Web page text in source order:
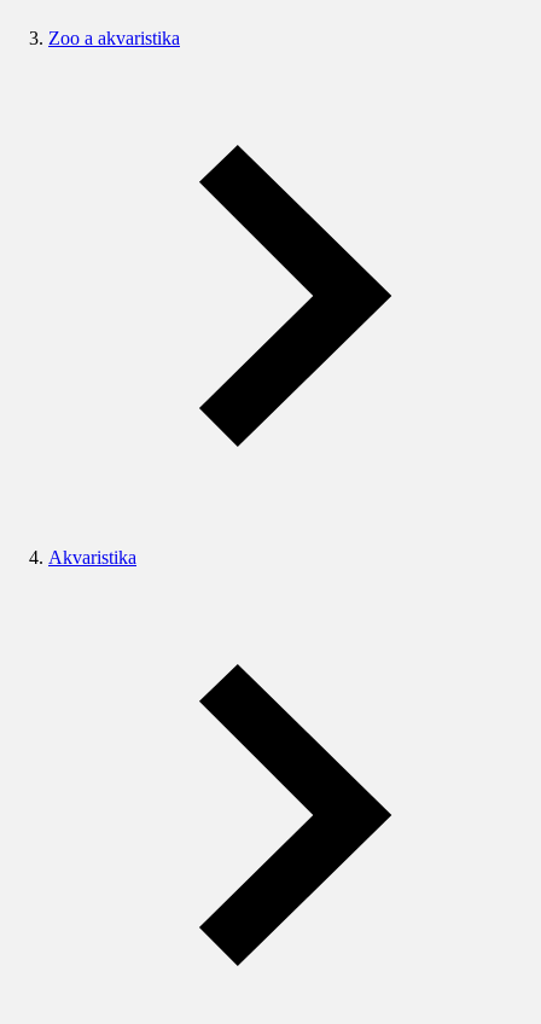
Zoo a akvaristika
Akvaristika